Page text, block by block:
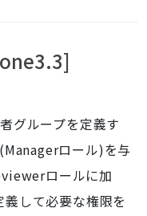
グループを定義す
ロール)を与
ロールに加
して必要な権限を